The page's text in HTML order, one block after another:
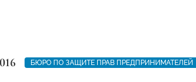
БЮРО ПО ЗАЩИТЕ ПРАВ ПРЕДПРИНИМАТЕЛЕЙ